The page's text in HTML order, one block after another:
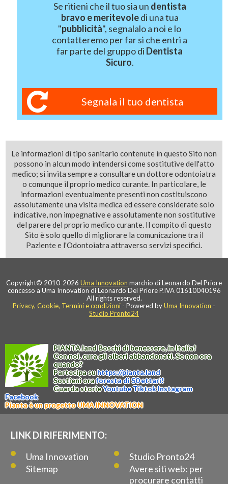
Se ritieni che il tuo sia un dentista
bravo e meritevoledi una tua
"pubblicità", segnalalo a noi e lo
contatteremo per far si che entri a
far parte del gruppo di Dentista
Sicuro.
Segnala il tuo dentista
Le informazioni di tipo sanitario contenute in questo Sito non
possono in alcun modo intendersi come sostitutive dell'atto
medico; si invita sempre a consultare un dottore odontoiatra
o comunque il proprio medico curante. In particolare, le
informazioni eventualmente presenti non costituiscono
assolutamente una visita medica ed essere considerate solo
indicative, non impegnative e assolutamente non sostitutive
del parere del proprio medico curante. Il compito di questo
Sito è solo quello di migliorare la comunicazione tra il
Paziente e l'Odontoiatra attraverso servizi specifici.
Copyright© 2010-2026 Uma Innovation marchio di Leonardo Del Priore
concesso a Uma Innovation di Leonardo Del Priore P.IVA 01610040196
All rights reserved.
Privacy, Cookie, Termini e condizioni - Powered byUma Innovation -
Studio Pronto24
PIANTA.landBoschi di benessere, in Italia!
Con noi, cura gli alberi abbandonati. Se non ora
quando?
Partecipa suhttps://pianta.land
Sostieni oraforesta di 50 ettari!
Guarda storieYoutubeTiktokInstagram
Facebook
Pianta è un progetto UMA INNOVATION
LINK DI RIFERIMENTO:
Uma Innovation
Studio Pronto24
Sitemap
Avere siti web: per
procurare contatti